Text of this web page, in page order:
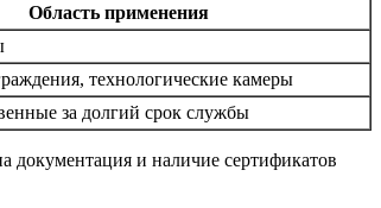
Область применения
технологические камеры
за долгий срок службы
и наличие сертификатов